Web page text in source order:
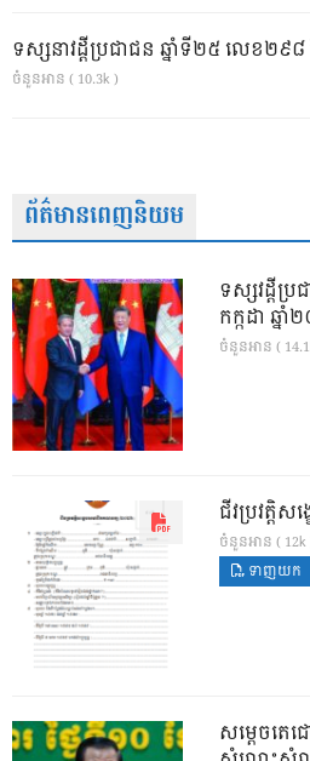
ទស្សនាវដ្ដីប្រជាជន ឆ្នាំទី២៥ លេខ២៩
ចំនួនអាន ( 10.3k )
ព័ត៌មានពេញនិយម
ទស្សវដ្តីប្
កក្កដា ឆ្ន
ចំនួនអាន (
ជីវប្រវត្តិ
ចំនួនអាន (
ទាញយក
សម្តេចត